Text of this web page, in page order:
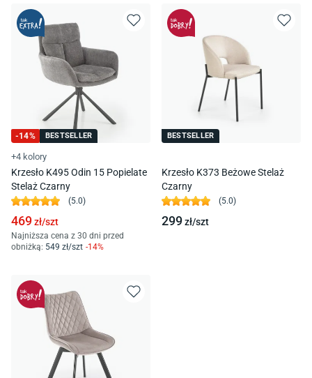
-14% BESTSELLER
+4 kolory
Krzesło K495 Odin 15 Popielate
Stelaż Czarny
(5.0)
469zł/szt
Najniższa cena z 30 dni przed
obniżką: 549 zł/szt -14%
BESTSELLER
Krzesło K373 Beżowe Stelaż
Czarny
(5.0)
299zł/szt